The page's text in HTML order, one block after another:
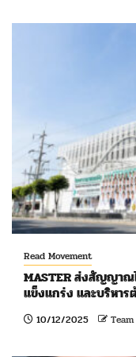
Read Movement
MASTER ส่งสัญญาณ
แข็งแกร่ง และบริหา
10/12/2025